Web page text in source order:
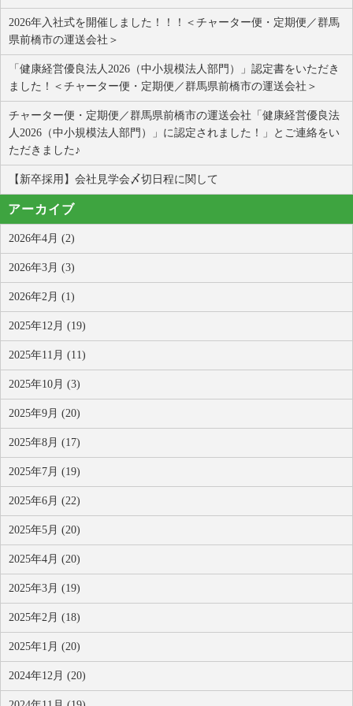
2026年入社式を開催しました！！！＜チャーター便・定期便／群馬
県前橋市の運送会社＞
「健康経営優良法人2026（中小規模法人部門）」認定書をいただき
ました！＜チャーター便・定期便／群馬県前橋市の運送会社＞
チャーター便・定期便／群馬県前橋市の運送会社「健康経営優良法
人2026（中小規模法人部門）」に認定されました！」とご連絡をい
ただきました♪
【新卒採用】会社見学会〆切日程に関して
アーカイブ
2026年4月 (2)
2026年3月 (3)
2026年2月 (1)
2025年12月 (19)
2025年11月 (11)
2025年10月 (3)
2025年9月 (20)
2025年8月 (17)
2025年7月 (19)
2025年6月 (22)
2025年5月 (20)
2025年4月 (20)
2025年3月 (19)
2025年2月 (18)
2025年1月 (20)
2024年12月 (20)